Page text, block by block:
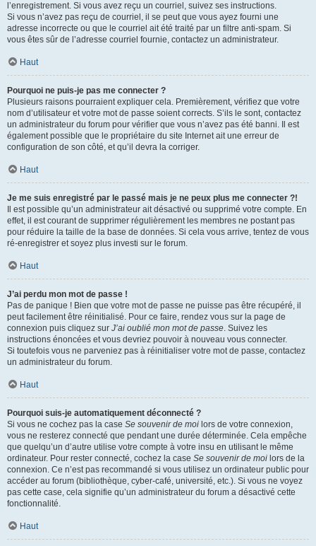
l’enregistrement. Si vous avez reçu un courriel, suivez ses instructions.
Si vous n’avez pas reçu de courriel, il se peut que vous ayez fourni une
adresse incorrecte ou que le courriel ait été traité par un filtre anti-spam. Si
vous êtes sûr de l’adresse courriel fournie, contactez un administrateur.
Haut
Pourquoi ne puis-je pas me connecter ?
Plusieurs raisons pourraient expliquer cela. Premièrement, vérifiez que votre
nom d’utilisateur et votre mot de passe soient corrects. S’ils le sont, contactez
un administrateur du forum pour vérifier que vous n’avez pas été banni. Il est
également possible que le propriétaire du site Internet ait une erreur de
configuration de son côté, et qu’il devra la corriger.
Haut
Je me suis enregistré par le passé mais je ne peux plus me connecter ?!
Il est possible qu’un administrateur ait désactivé ou supprimé votre compte. En
effet, il est courant de supprimer régulièrement les membres ne postant pas
pour réduire la taille de la base de données. Si cela vous arrive, tentez de vous
ré-enregistrer et soyez plus investi sur le forum.
Haut
J’ai perdu mon mot de passe !
Pas de panique ! Bien que votre mot de passe ne puisse pas être récupéré, il
peut facilement être réinitialisé. Pour ce faire, rendez vous sur la page de
connexion puis cliquez sur J’ai oublié mon mot de passe. Suivez les
instructions énoncées et vous devriez pouvoir à nouveau vous connecter.
Si toutefois vous ne parveniez pas à réinitialiser votre mot de passe, contactez
un administrateur du forum.
Haut
Pourquoi suis-je automatiquement déconnecté ?
Si vous ne cochez pas la case Se souvenir de moi lors de votre connexion,
vous ne resterez connecté que pendant une durée déterminée. Cela empêche
que quelqu’un d’autre utilise votre compte à votre insu en utilisant le même
ordinateur. Pour rester connecté, cochez la case Se souvenir de moi lors de la
connexion. Ce n’est pas recommandé si vous utilisez un ordinateur public pour
accéder au forum (bibliothèque, cyber-café, université, etc.). Si vous ne voyez
pas cette case, cela signifie qu’un administrateur du forum a désactivé cette
fonctionnalité.
Haut